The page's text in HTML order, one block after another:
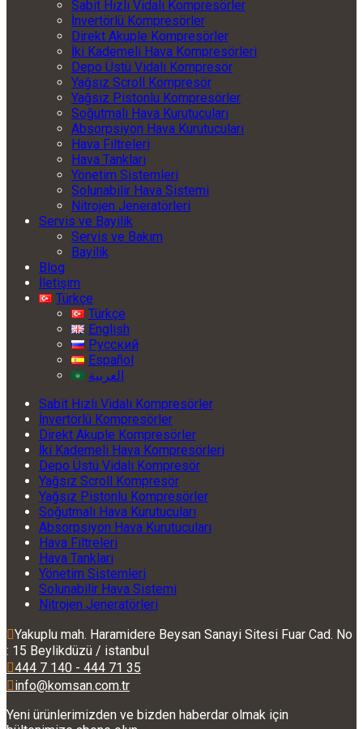
Sabit Hızlı Vidalı Kompresörler
İnvertörlü Kompresörler
Direkt Akuple Kompresörler
İki Kademeli Hava Kompresörleri
Depo Üstü Vidalı Kompresör
Yağsız Scroll Kompresör
Yağsız Pistonlu Kompresörler
Soğutmalı Hava Kurutucuları
Absorpsiyon Hava Kurutucuları
Hava Filtreleri
Hava Tankları
Yönetim Sistemleri
Solunabilir Hava Sistemi
Nitrojen Jeneratörleri
Servis ve Bayilik
Servis ve Bakım
Bayilik
Blog
İletişim
Türkçe
Türkçe
English
Русский
Español
العربية
Sabit Hızlı Vidalı Kompresörler
İnvertörlü Kompresörler
Direkt Akuple Kompresörler
İki Kademeli Hava Kompresörleri
Depo Üstü Vidalı Kompresör
Yağsız Scroll Kompresör
Yağsız Pistonlu Kompresörler
Soğutmalı Hava Kurutucuları
Absorpsiyon Hava Kurutucuları
Hava Filtreleri
Hava Tankları
Yönetim Sistemleri
Solunabilir Hava Sistemi
Nitrojen Jeneratörleri
Yakuplu mah. Haramidere Beysan Sanayi Sitesi Fuar Cad. No
: 15 Beylikdüzü / istanbul
444 7 140 - 444 71 35
info@komsan.com.tr
Yeni ürünlerimizden ve bizden haberdar olmak için